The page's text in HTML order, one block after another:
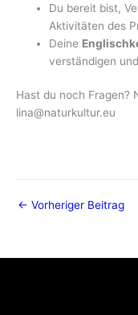
Du bereit bist,
Aktivitäten des
Deine
verständigen
Hast du noch Fragen?
lina@naturkultur.eu
← Vorheriger Beitrag